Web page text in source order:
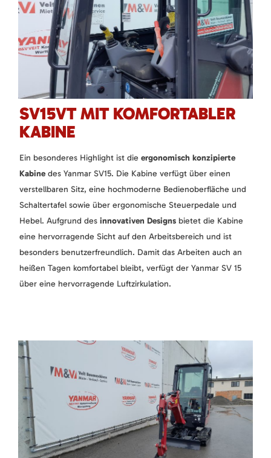
SV15VT MIT KOMFORTABLER
KABINE
Ein besonderes Highlight ist die ergonomisch konzipierte
Kabinedes Yanmar SV15. Die Kabine verfügt über einen
verstellbaren Sitz, eine hochmoderne Bedienoberfläche und
Schaltertafel sowie über ergonomische Steuerpedale und
Hebel. Aufgrund des innovativen Designs bietet die Kabine
eine hervorragende Sicht auf den Arbeitsbereich und ist
besonders benutzerfreundlich. Damit das Arbeiten auch an
heißen Tagen komfortabel bleibt, verfügt der Yanmar SV 15
über eine hervorragende Luftzirkulation.